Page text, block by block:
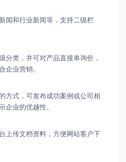
闻和行业新闻等，支持二级栏
分类，并可对产品直接单询价，
企业营销。
方式，可发布成功案例或公司相
企业的优越性。
上传文档资料，方便网站客户下